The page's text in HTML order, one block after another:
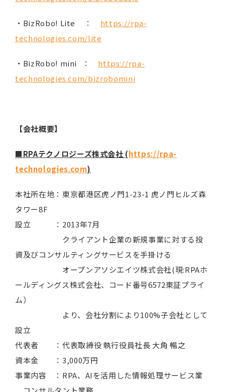
・BizRobo! Lite ： https://rpa-
technologies.com/lite
・BizRobo! mini ： https://rpa-
technologies.com/bizrobomini
【会社概要】
■RPAテクノロジーズ株式会社 (https://rpa-
technologies.com)
本社所在地：東京都港区虎ノ門1-23-1 虎ノ門ヒルズ森
タワー8F
設立 ：2013年7月
クライアント企業の新規事業に対する投
資及びコンサルティングサービスを手掛ける
オープンアソシエイツ株式会社(現:RPAホ
ールディングス株式会社、コード番号6572東証プライ
ム）
より、会社分割により100%子会社として
設立
代表者 ：代表取締役 執行役員社長 大角 暢之
資本金 ：3,000万円
事業内容 ：RPA、AIを活用した情報処理サービス業